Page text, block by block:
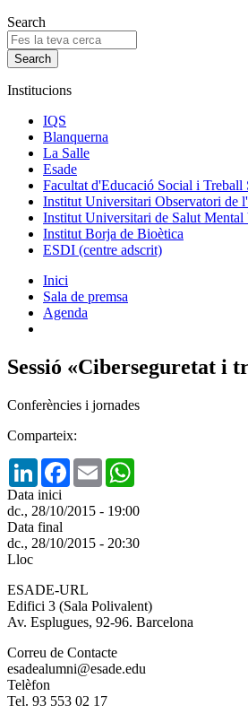
Search
Institucions
IQS
Blanquerna
La Salle
Esade
Facultat d'Educació Social i Treball
Institut Universitari Observatori de
Institut Universitari de Salut
Institut Borja de Bioètica
ESDI (centre adscrit)
Inici
Sala de premsa
Agenda
Sessió «Ciberseguretat i
Conferències i jornades
Comparteix:
LinkedInFacebook
Email
Data inici
dc., 28/10/2015 - 19:00
Data final
dc., 28/10/2015 - 20:30
Lloc
ESADE-URL
Edifici 3 (Sala Polivalent)
Av. Esplugues, 92-96. Barcelona
Correu de Contacte
esadealumni@esade.edu
Telèfon
Tel. 93 553 02 17